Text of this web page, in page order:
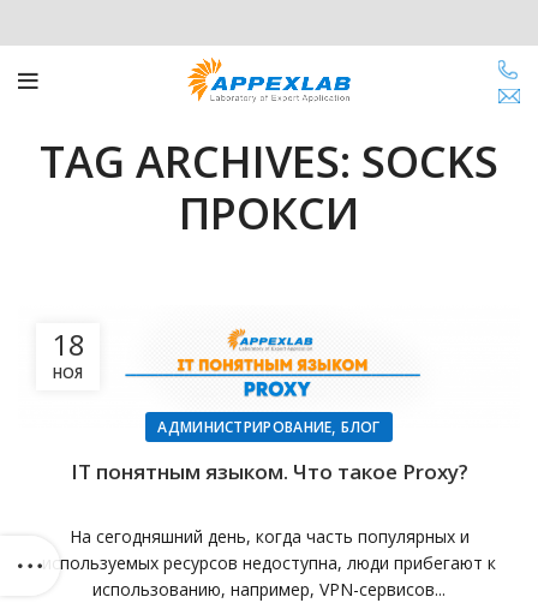
TAG ARCHIVES: SOCKS
ПРОКСИ
18
НОЯ
АДМИНИСТРИРОВАНИЕ,БЛОГ
IT понятным языком. Что такое Proxy?
На сегодняшний день, когда часть популярных и
используемых ресурсов недоступна, люди прибегают к
использованию, например, VPN-сервисов...